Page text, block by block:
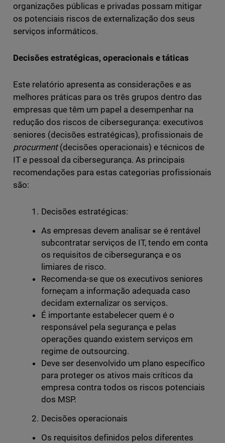
organizações públicas e privadas possam mitigar
os potenciais riscos de externalização dos seus
serviços informáticos.
Decisões estratégicas, operacionais e táticas
Este relatório apresenta as considerações e as
melhores práticas para os três grupos dentro das
empresas que têm um papel a desempenhar na
redução dos riscos de cibersegurança: executivos
seniores (decisões estratégicas), profissionais de
procurment(decisões operacionais) e técnicos de
IT e pessoal da cibersegurança. As principais
recomendações para estas categorias profissionais
são:
Decisões estratégicas:
As empresas devem analisar se é rentável
subcontratar serviços de IT, tendo em conta
os requisitos de cibersegurança e os
limiares de risco.
Recomenda-se que os executivos seniores
forneçam a informação adequada caso
decidam externalizar os serviços.
É importante estabelecer quem é o
responsável pela segurança e pelas
operações quando existem serviços em
regime de outsourcing.
Deve ser desenvolvido um plano específico
para proteger os ativos mais críticos da
empresa contra todos os riscos potenciais
dos MSP.
Decisões operacionais
Os requisitos definidos pelos diferentes